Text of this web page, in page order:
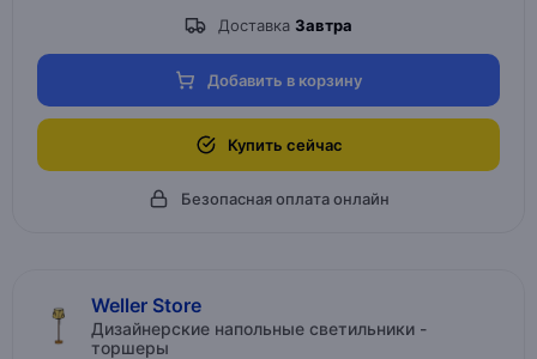
Доставка Завтра
Добавить в корзину
Купить сейчас
Безопасная оплата онлайн
Weller Store
Дизайнерские напольные светильники -
торшеры